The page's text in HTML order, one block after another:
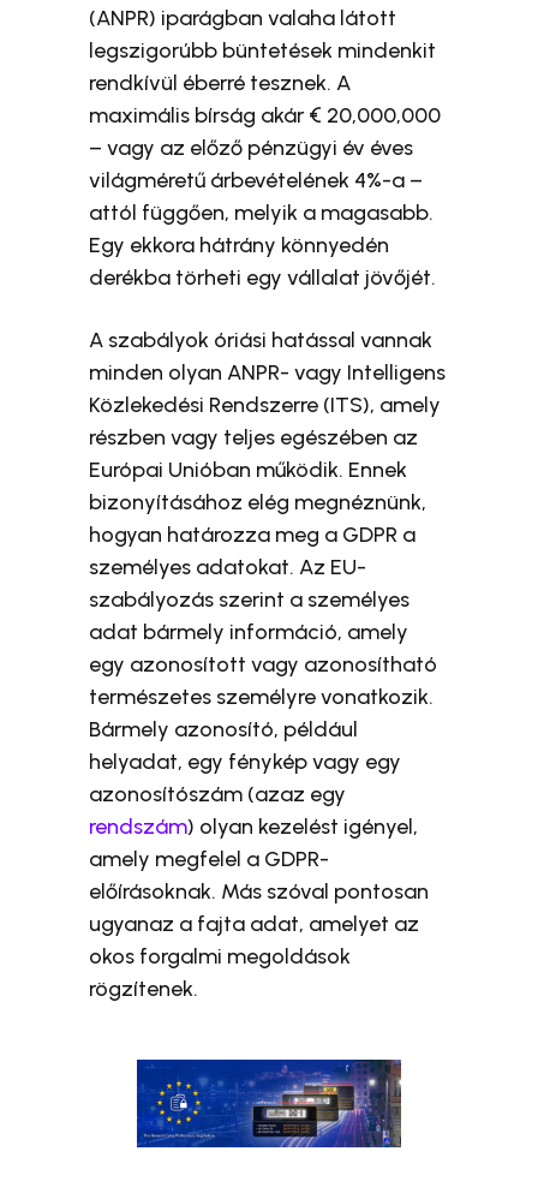
(ANPR) iparágban valaha látott
legszigorúbb büntetések mindenkit
rendkívül éberré tesznek. A
maximális bírság akár € 20,000,000
– vagy az előző pénzügyi év éves
világméretű árbevételének 4%-a –
attól függően, melyik a magasabb.
Egy ekkora hátrány könnyedén
derékba törheti egy vállalat jövőjét.
A szabályok óriási hatással vannak
minden olyan ANPR- vagy Intelligens
Közlekedési Rendszerre (ITS), amely
részben vagy teljes egészében az
Európai Unióban működik. Ennek
bizonyításához elég megnéznünk,
hogyan határozza meg a GDPR a
személyes adatokat. Az EU-
szabályozás szerint a személyes
adat bármely információ, amely
egy azonosított vagy azonosítható
természetes személyre vonatkozik.
Bármely azonosító, például
helyadat, egy fénykép vagy egy
azonosítószám (azaz egy
rendszám) olyan kezelést igényel,
amely megfelel a GDPR-
előírásoknak. Más szóval pontosan
ugyanaz a fajta adat, amelyet az
okos forgalmi megoldások
rögzítenek.